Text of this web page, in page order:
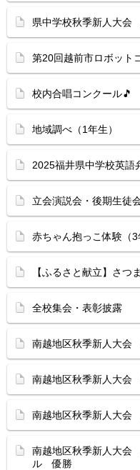
県中学校秋季新人大
第20回越前市ロボット
校内合唱コンクール🎵
地域調べ（1年生）
2025福井県中学校英語
立会演説会・後期生徒
赤ちゃん抱っこ体験（3
【ふるさと献立】さつ
全校集会・表彰披露
南越地区秋季新人大
南越地区秋季新人大
南越地区秋季新人大
南越地区秋季新人大
ル 優勝